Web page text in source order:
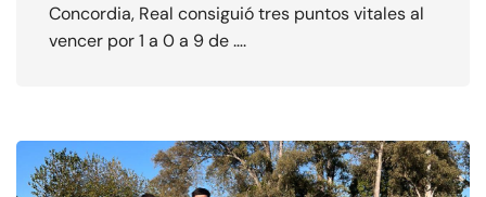
Concordia, Real consiguió tres puntos vitales al
vencer por 1 a 0 a 9 de ….